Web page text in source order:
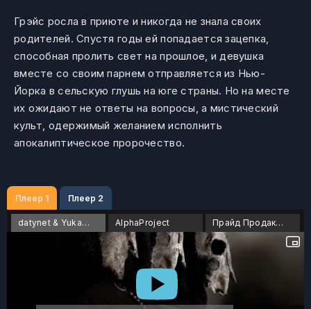
Грэйс росла в приюте и никогда не знала своих
родителей. Спустя годы ей попадается зацепка,
способная пролить свет на прошлое, и девушка
вместе со своим парнем отправляется из Нью-
Йорка в сельскую глушь на юге страны. Но на месте
их ожидают не ответы на вопросы, а мистический
культ, одержимый желанием исполнить
апокалиптическое пророчество.
Плеер 1 Плеер 2
datynet & Yuka_chan AlphaProject Прайд Продакшн